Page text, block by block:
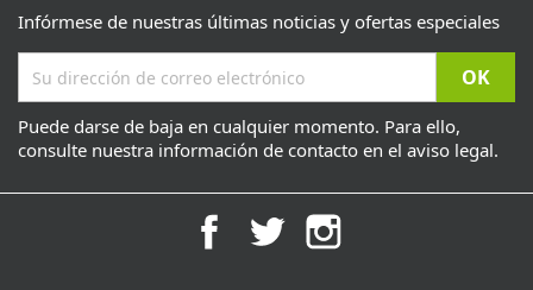
Infórmese de nuestras últimas noticias y ofertas especiales
Puede darse de baja en cualquier momento. Para ello,
consulte nuestra información de contacto en el aviso legal.
FacebookTwitter